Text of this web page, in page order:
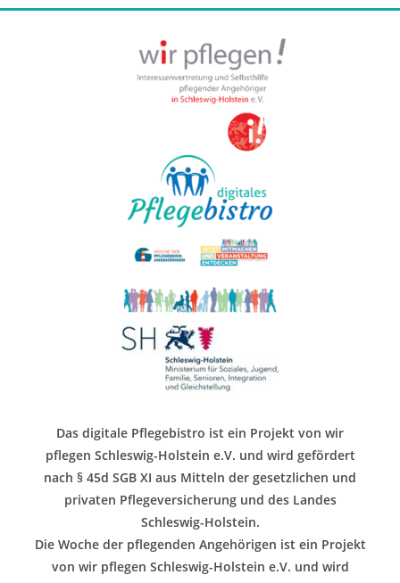
Das digitale Pflegebistro ist ein Projekt von wir
pflegen Schleswig-Holstein e.V. und wird gefördert
nach § 45d SGB XI aus Mitteln der gesetzlichen und
privaten Pflegeversicherung und des Landes
Schleswig-Holstein.
Die Woche der pflegenden Angehörigen ist ein Projekt
von wir pflegen Schleswig-Holstein e.V. und wird